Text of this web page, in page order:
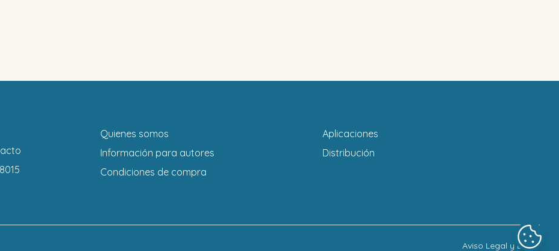
Quienes somos
Información para autores
Condiciones de compra
Aplicaciones
Distribución
Aviso Legal y LOPD